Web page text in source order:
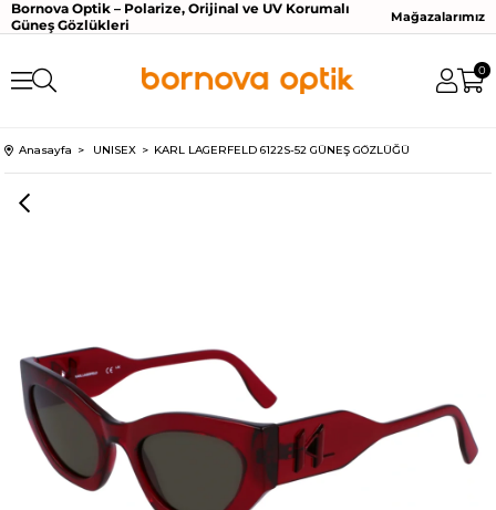
Bornova Optik – Polarize, Orijinal ve UV Korumalı
Güneş Gözlükleri
Mağazalarımız
0
Anasayfa UNISEX KARL LAGERFELD 6122S-52 GÜNEŞ GÖZLÜĞÜ